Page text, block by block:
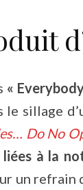
«
le sillage
Do No
à la
un refrain